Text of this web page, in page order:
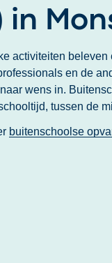
in
activiteiten
en de
wens in.
tussen de
buitenschoolse